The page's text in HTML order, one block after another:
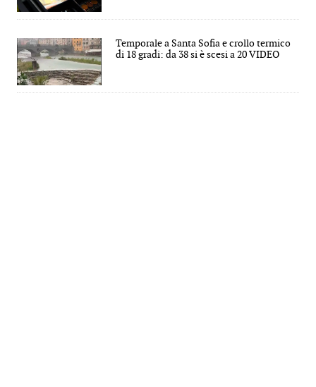
Temporale a Santa Sofia e crollo termico
di 18 gradi: da 38 si è scesi a 20 VIDEO